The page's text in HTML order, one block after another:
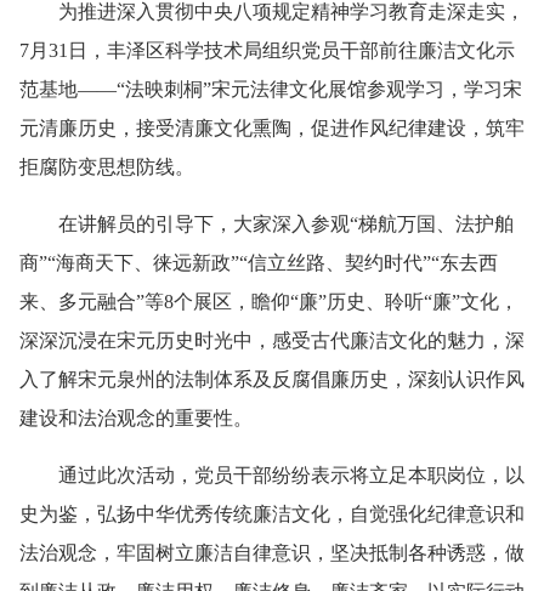
为推进深入贯彻中央八项规定精神学习教育走深走实，
7月31日，丰泽区科学技术局组织党员干部前往廉洁文化示
范基地——“法映刺桐”宋元法律文化展馆参观学习，学习宋
元清廉历史，接受清廉文化熏陶，促进作风纪律建设，筑牢
拒腐防变思想防线。
在讲解员的引导下，大家深入参观“梯航万国、法护舶
商”“海商天下、徕远新政”“信立丝路、契约时代”“东去西
来、多元融合”等8个展区，瞻仰“廉”历史、聆听“廉”文化，
深深沉浸在宋元历史时光中，感受古代廉洁文化的魅力，深
入了解宋元泉州的法制体系及反腐倡廉历史，深刻认识作风
建设和法治观念的重要性。
通过此次活动，党员干部纷纷表示将立足本职岗位，以
史为鉴，弘扬中华优秀传统廉洁文化，自觉强化纪律意识和
法治观念，牢固树立廉洁自律意识，坚决抵制各种诱惑，做